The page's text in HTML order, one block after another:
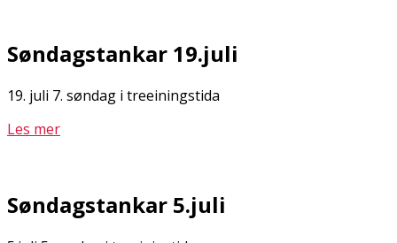
Søndagstankar 19.juli
19. juli 7. søndag i treeiningstida
Les mer
Søndagstankar 5.juli